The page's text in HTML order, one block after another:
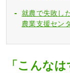
就農で失敗し
農業支援セン
「こんな